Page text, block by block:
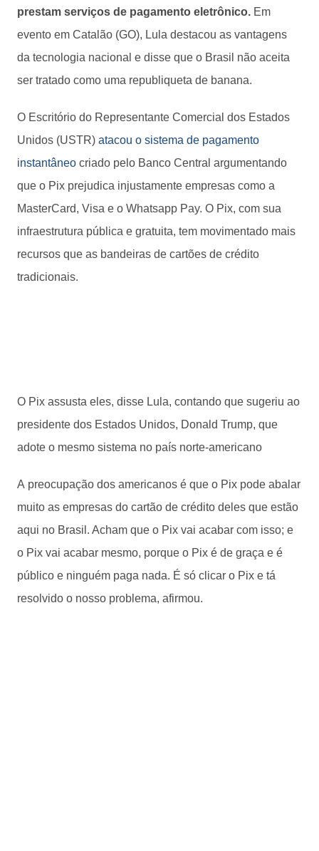
prestam serviços de pagamento eletrônico. Em
evento em Catalão (GO), Lula destacou as vantagens
da tecnologia nacional e disse que o Brasil não aceita
ser tratado como uma republiqueta de banana.
O Escritório do Representante Comercial dos Estados
Unidos (USTR) atacou o sistema de pagamento
instantâneo criado pelo Banco Central argumentando
que o Pix prejudica injustamente empresas como a
MasterCard, Visa e o Whatsapp Pay. O Pix, com sua
infraestrutura pública e gratuita, tem movimentado mais
recursos que as bandeiras de cartões de crédito
tradicionais.
O Pix assusta eles, disse Lula, contando que sugeriu ao
presidente dos Estados Unidos, Donald Trump, que
adote o mesmo sistema no país norte-americano
A preocupação dos americanos é que o Pix pode abalar
muito as empresas do cartão de crédito deles que estão
aqui no Brasil. Acham que o Pix vai acabar com isso; e
o Pix vai acabar mesmo, porque o Pix é de graça e é
público e ninguém paga nada. É só clicar o Pix e tá
resolvido o nosso problema, afirmou.